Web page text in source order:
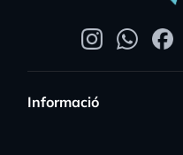
Informació